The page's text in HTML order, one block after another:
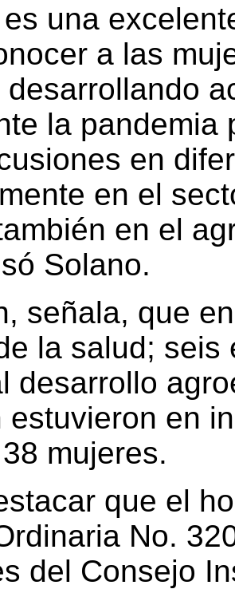
es una
a las
desarrollando
la pandemia
en
en el
en el
Solano.
señala, que
la salud;
desarrollo
estuvieron en
mujeres.
que el
No.
del Consejo